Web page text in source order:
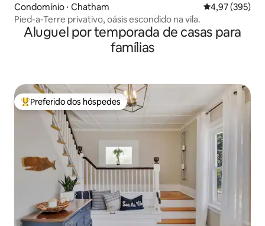
Condomínio ⋅ Chatham 4,97 de uma
4,97 (395)
Pied-a-Terre privativo, oásis escondido na vila.
Aluguel por temporada de casas para
famílias
Entre os melhores preferidos dos hóspedes
Preferido dos hóspedes